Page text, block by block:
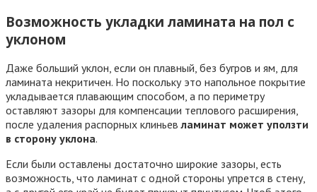
Возможность укладки ламината на пол с
уклоном
Даже больший уклон, если он плавный, без бугров и ям, для
ламината некритичен. Но поскольку это напольное покрытие
укладывается плавающим способом, а по периметру
оставляют зазоры для компенсации теплового расширения,
после удаления распорных клиньевламинат может уползти
в сторону уклона.
Если были оставлены достаточно широкие зазоры, есть
возможность, что ламинат с одной стороны упрется в стену,